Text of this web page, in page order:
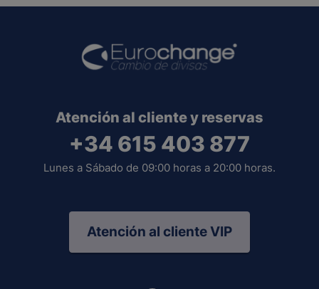
Atención al cliente y reservas
+34 615 403 877
Lunes a Sábado de 09:00 horas a 20:00 horas.
Atención al cliente VIP